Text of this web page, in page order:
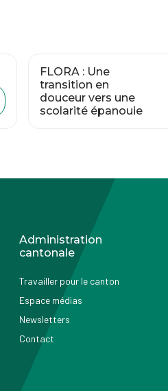
FLORA : Une
transition en
douceur vers une
scolarité épanouie
Administration
cantonale
Travailler pour le canton
Espace médias
Newsletters
Contact